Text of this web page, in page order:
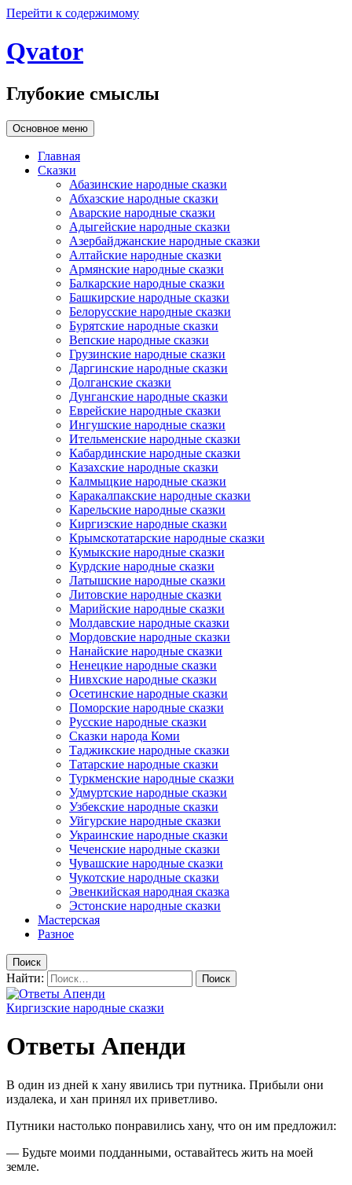
Перейти к содержимому
Qvator
Глубокие смыслы
Основное меню
Главная
Сказки
Абазинские народные сказки
Абхазские народные сказки
Аварские народные сказки
Адыгейские народные сказки
Азербайджанские народные сказки
Алтайские народные сказки
Армянские народные сказки
Балкарские народные сказки
Башкирские народные сказки
Белорусские народные сказки
Бурятские народные сказки
Вепские народные сказки
Грузинские народные сказки
Даргинские народные сказки
Долганские сказки
Дунганские народные сказки
Еврейские народные сказки
Ингушские народные сказки
Ительменские народные сказки
Кабардинские народные сказки
Казахские народные сказки
Калмыцкие народные сказки
Каракалпакские народные сказки
Карельские народные сказки
Киргизские народные сказки
Крымскотатарские народные сказки
Кумыкские народные сказки
Курдские народные сказки
Латышские народные сказки
Литовские народные сказки
Марийские народные сказки
Молдавские народные сказки
Мордовские народные сказки
Нанайские народные сказки
Ненецкие народные сказки
Нивхские народные сказки
Осетинские народные сказки
Поморские народные сказки
Русские народные сказки
Сказки народа Коми
Таджикские народные сказки
Татарские народные сказки
Туркменские народные сказки
Удмуртские народные сказки
Узбекские народные сказки
Уйгурские народные сказки
Украинские народные сказки
Чеченские народные сказки
Чувашские народные сказки
Чукотские народные сказки
Эвенкийская народная сказка
Эстонские народные сказки
Мастерская
Разное
Поиск
Найти:
Киргизские народные сказки
Ответы Апенди
В один из дней к хану явились три путника. Прибыли они
издалека, и хан принял их приветливо.
Путники настолько понравились хану, что он им предложил:
— Будьте моими подданными, оставайтесь жить на моей
земле.